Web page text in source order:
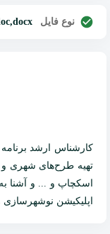
نوع فایل
اسکچاپ و ... و آشنا
اپلیکیشن نوشهرسازی